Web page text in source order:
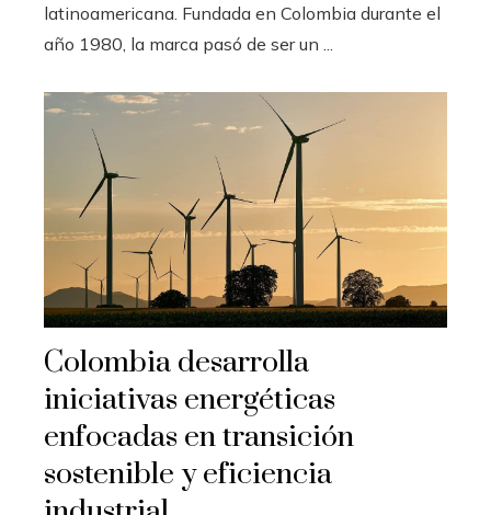
latinoamericana. Fundada en Colombia durante el
año 1980, la marca pasó de ser un ...
Colombia desarrolla
iniciativas energéticas
enfocadas en transición
sostenible y eficiencia